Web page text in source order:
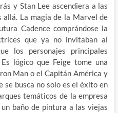
y Stan Lee ascendiera a las
La magia de la Marvel de
Cadence comprándose la
que ya no invitaban al
los personajes principales
lógico que Feige tome una
Man o el Capitán América y
se busca no solo es el éxito en
temáticos de la empresa
baño de pintura a las viejas